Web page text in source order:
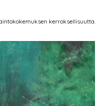
kerroksellisuutta.